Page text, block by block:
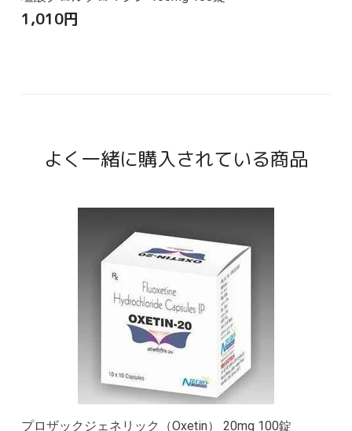
1,010円
よく一緒に購入されている商品
プロザックジェネリック（Oxetin） 20mg 100錠